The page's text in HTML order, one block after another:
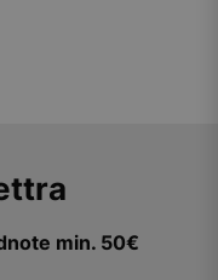
min. 50€